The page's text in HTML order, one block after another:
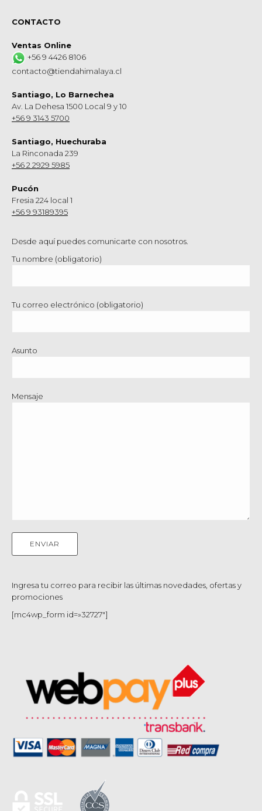
CONTACTO
Ventas Online
+56 9 4426 8106
contacto@tiendahimalaya.cl
Santiago, Lo Barnechea
Av. La Dehesa 1500 Local 9 y 10
+56 9 3143 5700
Santiago, Huechuraba
La Rinconada 239
+56 2 2929 5985
Pucón
Fresia 224 local 1
+56 9 93189395
Desde aquí puedes comunicarte con nosotros.
Tu nombre (obligatorio)
Tu correo electrónico (obligatorio)
Asunto
Mensaje
Ingresa tu correo para recibir las últimas novedades, ofertas y
promociones
[mc4wp_form id=»32727″]